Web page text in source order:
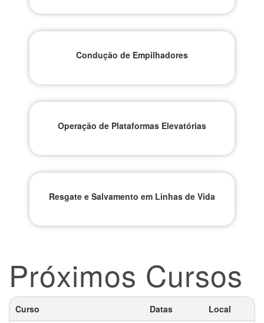
Condução de Empilhadores
Operação de Plataformas Elevatórias
Resgate e Salvamento em Linhas de Vida
Próximos Cursos
Curso Datas Local